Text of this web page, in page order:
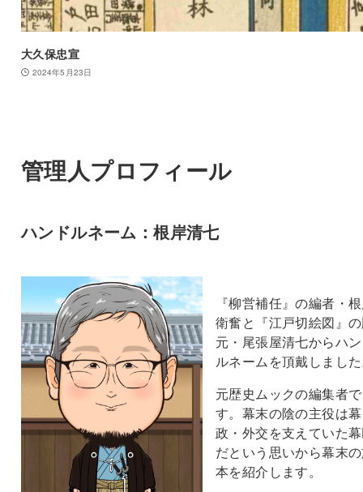
大久保忠宣
2024年5月23日
管理人プロフィール
ハンドルネーム：根岸清七
『柳営補任』の編者・
衛奮と『江戸切絵図』
元・尾張屋清七からハ
ルネームを頂戴しまし
元歴史ムックの編集者で
す。幕末の陰の主役は幕
政・外交を支えていた
だという思いから幕末
本を紹介します。